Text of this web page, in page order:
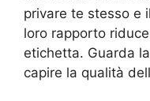
privare te stesso e
loro rapporto
etichetta. Guarda
capire la qualità